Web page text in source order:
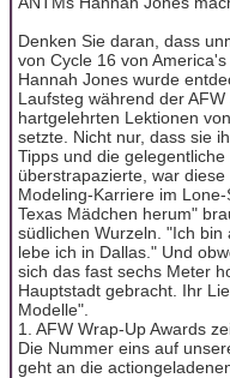
Denken Sie daran, dass
von Cycle 16 von
Hannah Jones wurde
Laufsteg während der
hartgelehrten Lektionen
setzte. Nicht nur, dass sie
Tipps und die
überstrapazierte, war
Modeling-Karriere im
Texas Mädchen herum"
südlichen Wurzeln. "Ich
lebe ich in Dallas." Und
sich das fast sechs Meter
Hauptstadt gebracht. Ihr
Modelle".
1. AFW Wrap-Up Awards
Die Nummer eins auf
geht an die